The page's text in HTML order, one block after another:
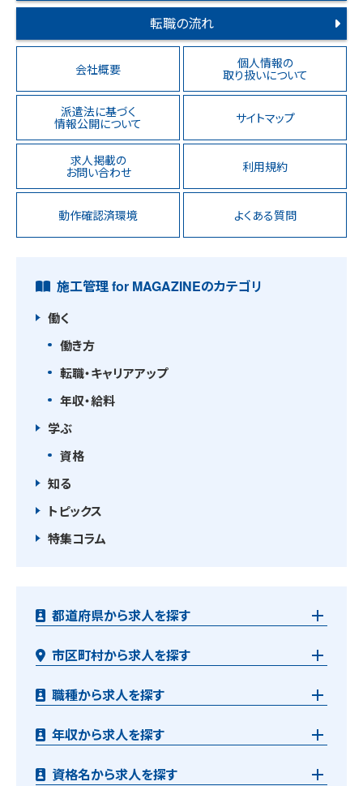
転職の流れ
会社概要 個人情報の
取り扱いについて
派遣法に基づく
情報公開について サイトマップ
求人掲載の
お問い合わせ 利用規約
動作確認済環境 よくある質問
施工管理 for MAGAZINEのカテゴリ
働く
働き方
転職・キャリアアップ
年収・給料
学ぶ
資格
知る
トピックス
特集コラム
都道府県から求人を探す
市区町村から求人を探す
職種から求人を探す
年収から求人を探す
資格名から求人を探す